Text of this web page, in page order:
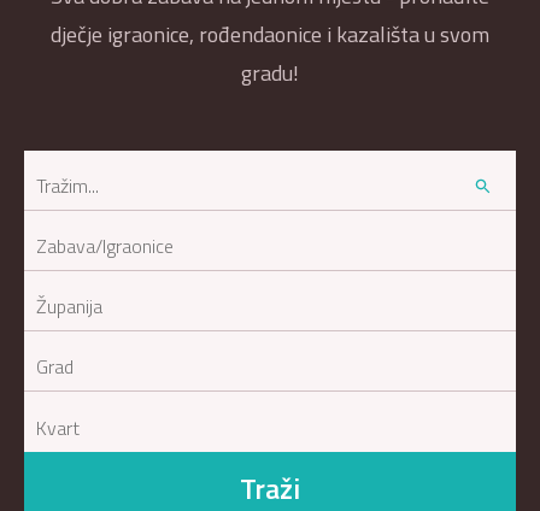
dječje igraonice, rođendaonice i kazališta u svom
gradu!
Traži